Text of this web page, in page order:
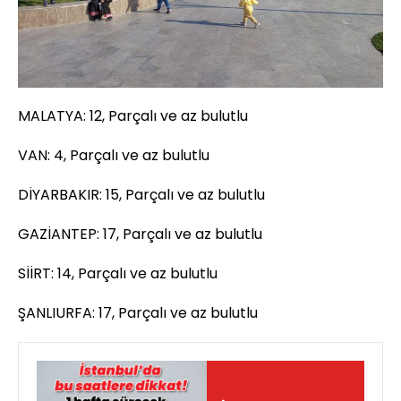
MALATYA: 12, Parçalı ve az bulutlu
VAN: 4, Parçalı ve az bulutlu
DİYARBAKIR: 15, Parçalı ve az bulutlu
GAZİANTEP: 17, Parçalı ve az bulutlu
SİİRT: 14, Parçalı ve az bulutlu
ŞANLIURFA: 17, Parçalı ve az bulutlu